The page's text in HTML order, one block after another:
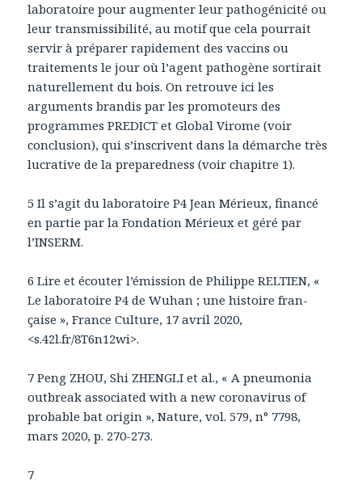
laboratoire pour augmenter leur pathogénicité ou
leur transmissibilité, au motif que cela pourrait
servir à préparer rapidement des vaccins ou
traitements le jour où l’agent pathogène sortirait
naturellement du bois. On retrouve ici les
arguments brandis par les promoteurs des
programmes PREDICT et Global Virome (voir
conclusion), qui s’inscrivent dans la démarche très
lucrative de la preparedness (voir chapitre 1).
5 Il s’agit du laboratoire P4 Jean Mérieux, financé
en partie par la Fondation Mérieux et géré par
l’INSERM.
6 Lire et écouter l’émission de Philippe RELTIEN, «
Le laboratoire P4 de Wuhan ; une histoire fran-
çaise », France Culture, 17 avril 2020,
<s.42l.fr/8T6n12wi>.
7 Peng ZHOU, Shi ZHENGLI et al., « A pneumonia
outbreak associated with a new coronavirus of
probable bat origin », Nature, vol. 579, n° 7798,
mars 2020, p. 270-273.
7